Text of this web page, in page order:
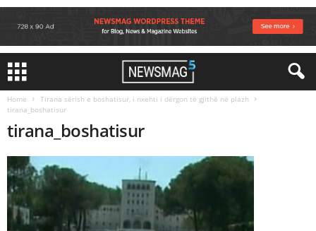
Home
Tirana sërish e boshatisur, i nxehti i dërgon të gjithë në plazh
tirana_boshatisur
tirana_boshatisur